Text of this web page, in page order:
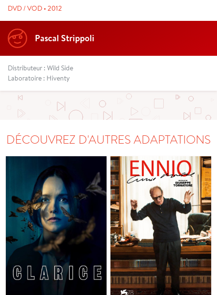
DVD / VOD • 2012
Pascal Strippoli
Distributeur : Wild Side
Laboratoire : Hiventy
DÉCOUVREZ D'AUTRES ADAPTATIONS